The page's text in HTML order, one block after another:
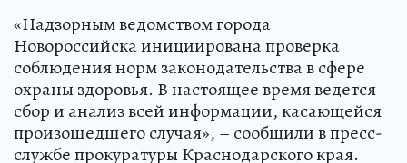
«Надзорным ведомством города
Новороссийска инициирована проверка
соблюдения норм законодательства в сфере
охраны здоровья. В настоящее время ведется
сбор и анализ всей информации, касающейся
произошедшего случая», – сообщили в пресс-
службе прокуратуры Краснодарского края.